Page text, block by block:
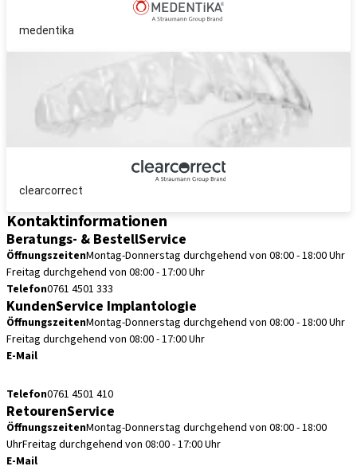
medentika
clearcorrect
Kontaktinformationen
Beratungs- & BestellService
ÖffnungszeitenMontag-Donnerstag durchgehend von 08:00 - 18:00 Uhr
Freitag durchgehend von 08:00 - 17:00 Uhr
Telefon0761 4501 333
KundenService Implantologie
ÖffnungszeitenMontag-Donnerstag durchgehend von 08:00 - 18:00 Uhr
Freitag durchgehend von 08:00 - 17:00 Uhr
E-Mail
Telefon0761 4501 410
RetourenService
ÖffnungszeitenMontag-Donnerstag durchgehend von 08:00 - 18:00
UhrFreitag durchgehend von 08:00 - 17:00 Uhr
E-Mail